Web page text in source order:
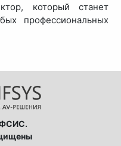
который станет
профессиональных